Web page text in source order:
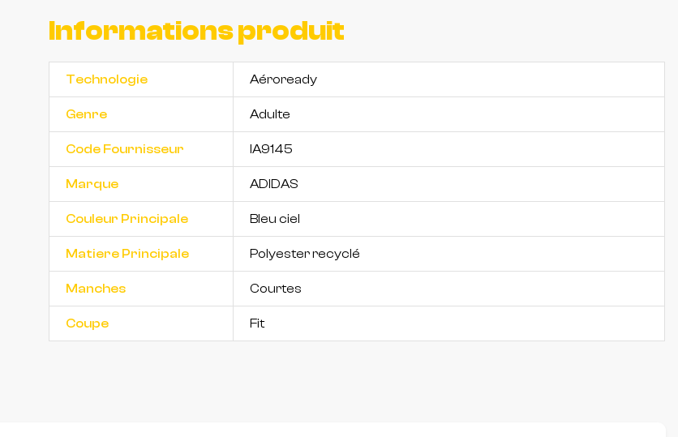
Informations produit
Technologie Aéroready
Genre Adulte
Code Fournisseur IA9145
Marque ADIDAS
Couleur Principale Bleu ciel
Matiere Principale Polyester recyclé
Manches Courtes
Coupe Fit